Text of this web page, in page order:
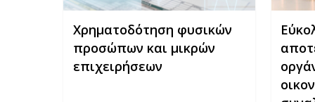
Χρηματοδότηση φυσικών
προσώπων και μικρών
επιχειρήσεων
μου